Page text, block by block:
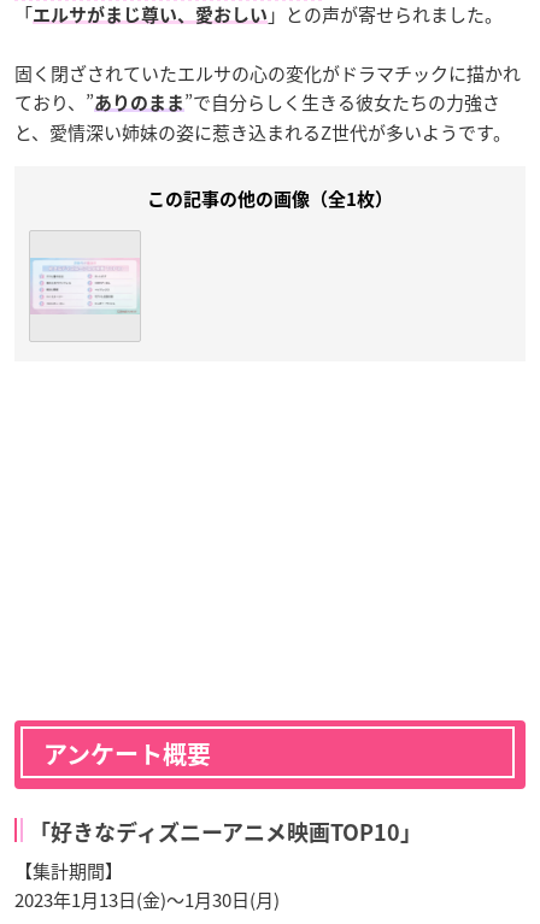
「エルサがまじ尊い、愛おしい 」との声が寄せられました。
固く閉ざされていたエルサの心の変化がドラマチックに描かれ
ており、”ありのまま ”で自分らしく生きる彼女たちの力強さ
と、愛情深い姉妹の姿に惹き込まれるZ世代が多いようです。
この記事の他の画像（全1枚）
アンケート概要
「好きなディズニーアニメ映画TOP10」
【集計期間】
2023年1月13日(金)～1月30日(月)